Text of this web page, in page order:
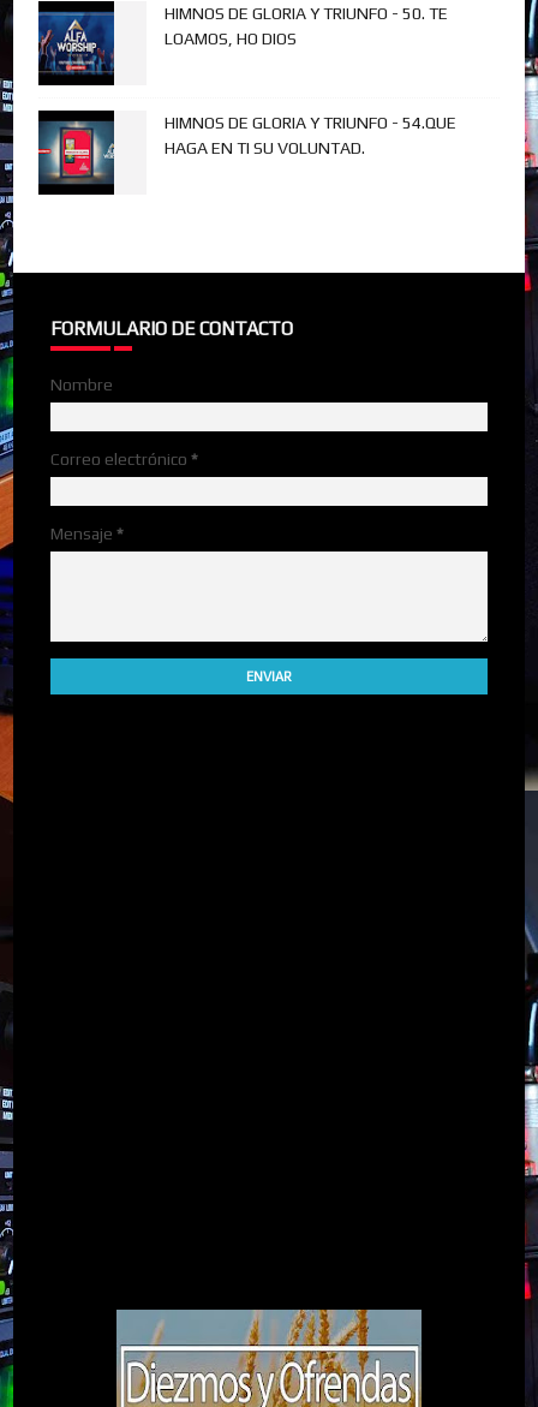
HIMNOS DE GLORIA Y TRIUNFO - 50. TE
LOAMOS, HO DIOS
HIMNOS DE GLORIA Y TRIUNFO - 54.QUE
HAGA EN TI SU VOLUNTAD.
FORMULARIO DE CONTACTO
Nombre
Correo electrónico*
Mensaje*